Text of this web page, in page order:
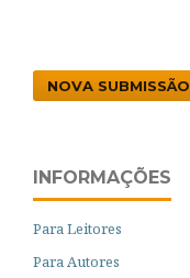
NOVA SUBMISSÃO
INFORMAÇÕES
Para Leitores
Para Autores